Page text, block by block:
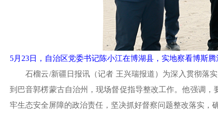
5月23日，自治区党委书记陈小江在博湖县，实地察看博斯
石榴云/新疆日报讯（记者 王兴瑞报道）为深入贯彻落
到巴音郭楞蒙古自治州，现场督促指导整改工作。他强调
牢生态安全屏障的政治责任，坚决抓好督察问题整改落实